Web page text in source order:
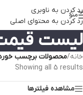
رد کردن به ناوبری
رد کردن به محتوای اصلی
منو
لیست قیمت
خانه/محصولات برچسب خورده
Showing all 5 results
مشاهده فیلترها